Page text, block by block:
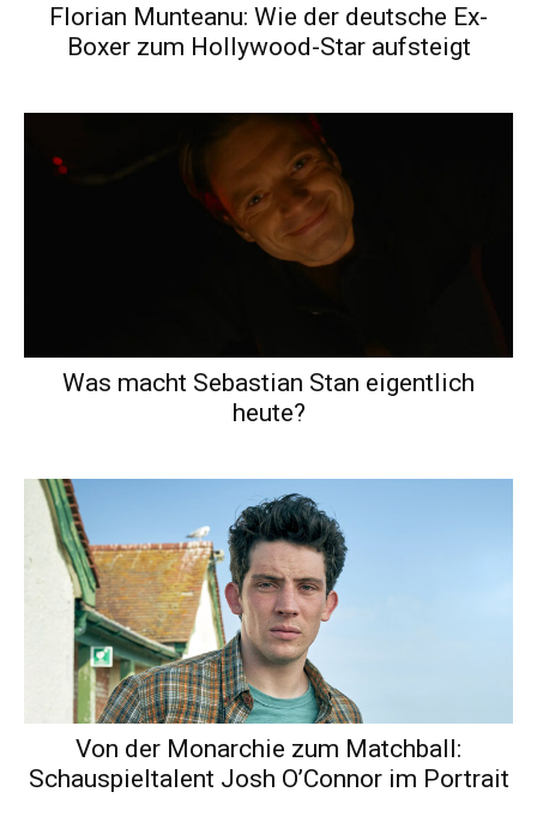
Florian Munteanu: Wie der deutsche Ex-
Boxer zum Hollywood-Star aufsteigt
Was macht Sebastian Stan eigentlich
heute?
Von der Monarchie zum Matchball:
Schauspieltalent Josh O’Connor im Portrait